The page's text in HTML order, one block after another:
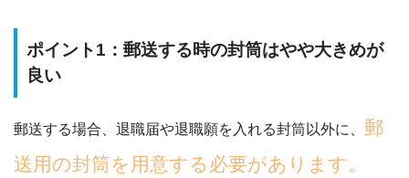
ポイント1：郵送する時の封筒はやや大きめが
良い
郵送する場合、退職届や退職願を入れる封筒以外に、 郵
送用の封筒を用意する必要があります。